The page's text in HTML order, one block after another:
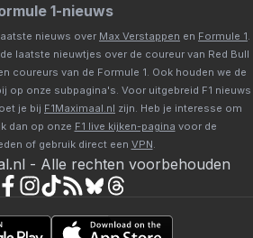
1-nieuws
nieuws over Max Verstappen en Formule 1
laatste nieuwtjes over de coureur van Red Bull
coureurs van de Formule 1. Ook houden we de
op onze subpagina's. Voor uitgebreid F1 nieuws
je bij F1Maximaal.nl zijn. Heb je interesse om
dan op onze F1 live kijken-pagina voor de
of gebruik direct een VPN
- Alle rechten voorbehouden